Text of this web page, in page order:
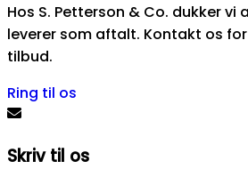
Hos S. Petterson & Co. dukker
leverer som aftalt. Kontakt os
tilbud.
Ring til os
Skriv til os